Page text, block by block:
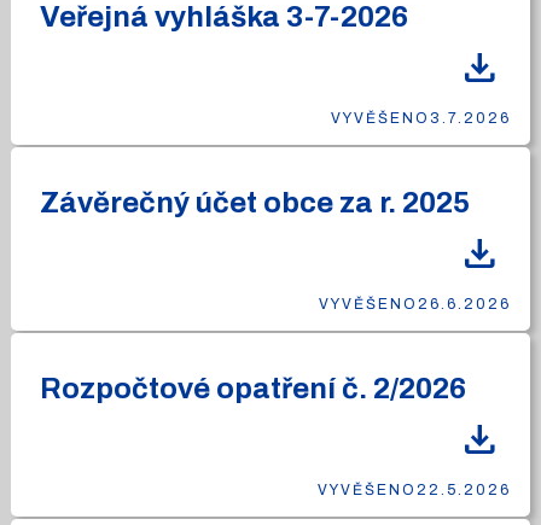
Veřejná vyhláška 3-7-2026
download
VYVĚŠENO 3.7.2026
Závěrečný účet obce za r. 2025
download
VYVĚŠENO 26.6.2026
Rozpočtové opatření č. 2/2026
download
VYVĚŠENO 22.5.2026